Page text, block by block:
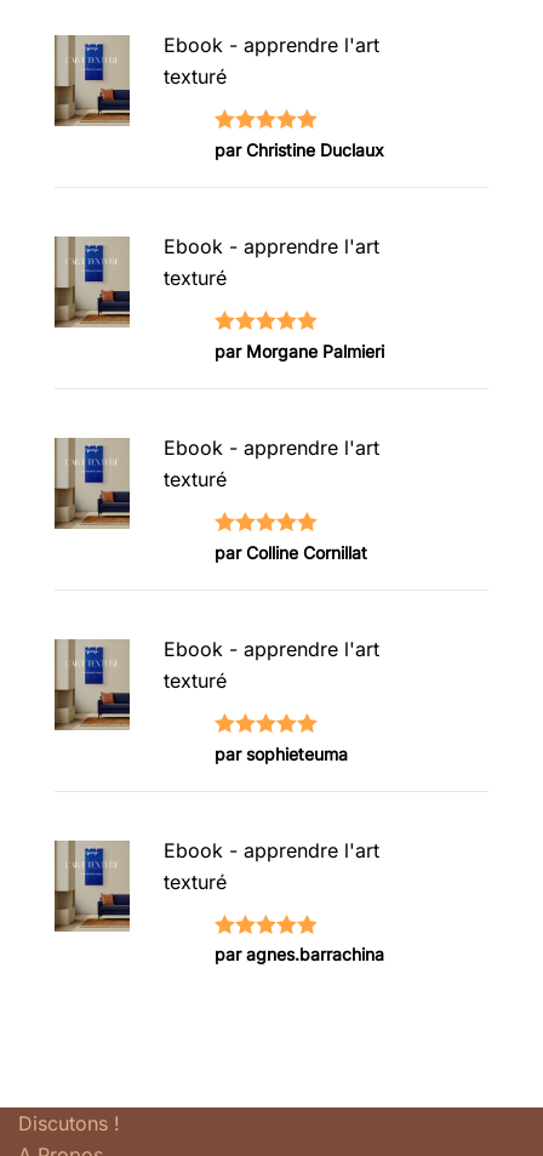
Ebook - apprendre l'art
texturé
Note5sur
par Christine Duclaux
Ebook - apprendre l'art
texturé
Note5sur
par Morgane Palmieri
Ebook - apprendre l'art
texturé
Note5sur
par Colline Cornillat
Ebook - apprendre l'art
texturé
Note5sur
par sophieteuma
Ebook - apprendre l'art
texturé
Note5sur
par agnes.barrachina
Discutons !